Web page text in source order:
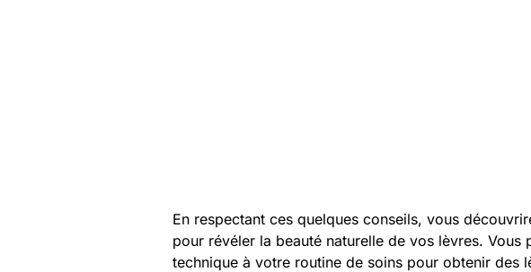
En respectant ces quelques conseils, vous
pour révéler la beauté naturelle de vos lèvres.
technique à votre routine de soins pour obtenir des